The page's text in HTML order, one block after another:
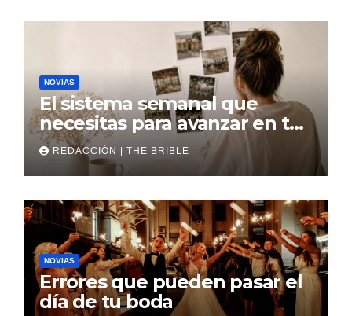
NOVIAS
El sistema semanal que
necesitas para avanzar en tu
boda
REDACCIÓN | THE BRIBLE
NOVIAS
Errores que pueden pasar el
día de tu boda